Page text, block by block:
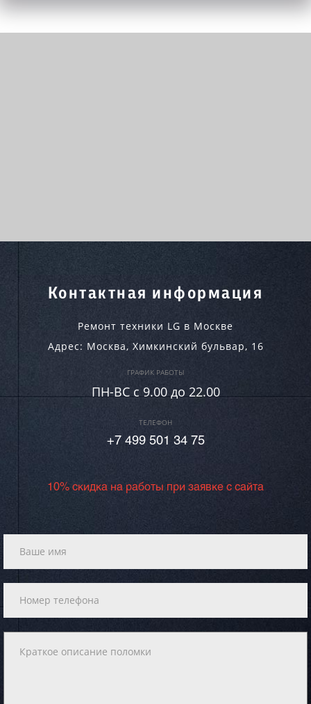
Контактная информация
Ремонт техники LG в Москве
Адрес: Москва, Химкинский бульвар, 16
ГРАФИК РАБОТЫ
ПН-ВC c 9.00 до 22.00
ТЕЛЕФОН
+7 499 501 34 75
10% скидка на работы при заявке с сайта